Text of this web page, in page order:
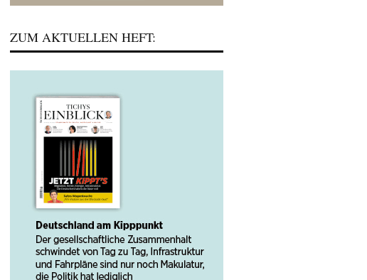
ZUM AKTUELLEN HEFT: